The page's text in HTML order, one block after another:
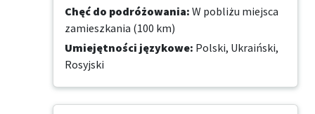
Chęć do podróżowania: W pobliżu miejsca
zamieszkania (100 km)
Umiejętności językowe: Polski, Ukraiński,
Rosyjski